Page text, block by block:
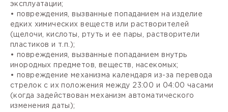
эксплуатации;
• повреждения, вызванные попаданием на изделие
едких химических веществ или растворителей
(щелочи, кислоты, ртуть и ее пары, растворители
пластиков и т.п.);
• повреждения, вызванные попаданием внутрь
инородных предметов, веществ, насекомых;
• повреждение механизма календаря из-за перевода
стрелок с их положения между 23:00 и 04:00 часами
(когда задействован механизм автоматического
изменения даты);